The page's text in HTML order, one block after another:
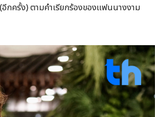
ครั้ง) ตามคำเรียกร้องของแฟนนางงาม